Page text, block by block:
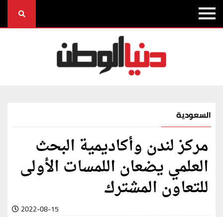
السعودية
مركز لندن وأكاديمية البحث
العلمي يضعان اللمسات الأولى
للتعاون المشترك
2022-08-15